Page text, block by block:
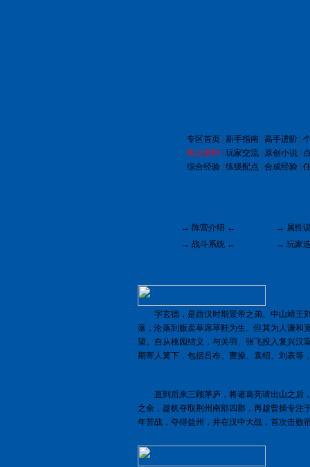
专区首页 新手指南 高手进阶
热点资料 玩家交流 原创小说
综合经验 练级配点 合成经验
→ 阵营介绍 ← → 属性
→战斗系统 ← →玩家
字玄德，是西汉时期景帝之弟、中山靖王
落，沦落到贩卖草席草鞋为生。但其为人谦和
望。自从桃园结义，与关羽、张飞投入复兴汉
期寄人篱下，包括吕布、曹操、袁绍、刘表等
直到后来三顾茅庐，将诸葛亮请出山之后
之余，趁机夺取荆州南部四郡，再趁曹操专注
年苦战，夺得益州，并在汉中大战，首次击败